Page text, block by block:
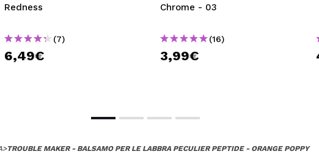
Redness
(7)
6,49€
Chrome - 03
(16)
3,99€
>TROUBLE MAKER - BALSAMO PER LE LABBRA PECULIER PEPTIDE - ORANGE POPPY